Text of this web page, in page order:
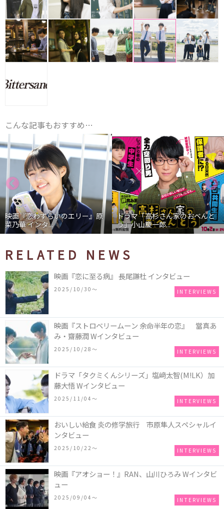
こんな記事もおすすめ…
映画『恋わずらいのエリー』原
菜乃華 インタ...
ドラマ「高杉さん家のおべんと
う」小山慶一郎...
RELATED NEWS
映画『恋に至る病』 長尾謙杜 インタビュー
2025/10/30〜 INTERVIEWS
映画『ストロベリームーン 余命半年の恋』 當真あ
み・齋藤潤 Wインタビュー
2025/10/28〜 INTERVIEWS
ドラマ「タクミくんシリーズ」塩﨑太智(M!LK）加
藤大悟 Wインタビュー
2025/11/04〜 INTERVIEWS
おいしい給食 炎の修学旅行 市原隼人スペシャルイ
ンタビュー
2025/10/22〜 INTERVIEWS
映画『アオショー！』RAN、山川ひろみ Wインタビ
ュー
2025/09/04〜 INTERVIEWS